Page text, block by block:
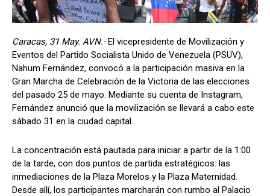
Caracas, 31 May. AVN.-El vicepresidente de Movilización y
Eventos del Partido Socialista Unido de Venezuela (PSUV),
Nahum Fernández, convocó a la participación masiva en la
Gran Marcha de Celebración de la Victoria de las elecciones
del pasado 25 de mayo. Mediante su cuenta de Instagram,
Fernández anunció que la movilización se llevará a cabo este
sábado 31 en la ciudad capital.
La concentración está pautada para iniciar a partir de la 1:00
de la tarde, con dos puntos de partida estratégicos: las
inmediaciones de la Plaza Morelos y la Plaza Maternidad.
Desde allí, los participantes marcharán con rumbo al Palacio